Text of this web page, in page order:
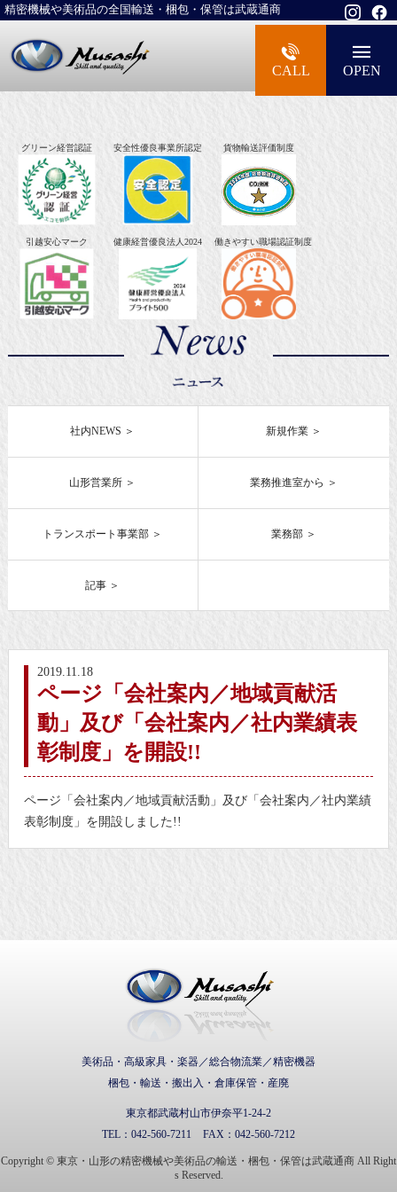
精密機械や美術品の全国輸送・梱包・保管は武蔵通商
大型精密機械・美術品・高級楽器の梱包・
CALL OPEN
グリーン経営認証 安全性優良事業所認定 貨物輸送評価制度
引越安心マーク 健康経営優良法人2024 働きやすい職場認証制度
2019.11.18
ページ「会社案内／地域貢献活
動」及び「会社案内／社内業績表
彰制度」を開設!!
ページ「会社案内／地域貢献活動」及び「会社案内／社内業績
表彰制度」を開設しました!!
社内NEWS 新規作業
山形営業所 業務推進室から
トランスポート事業部 業務部
記事
美術品・高級家具・楽器／総合物流業／精密機器
梱包・輸送・搬出入・倉庫保管・産廃
東京都武蔵村山市伊奈平1-24-2
TEL： 042-560-7211 FAX： 042-560-7212
Copyright © 東京・山形の精密機械や美術品の輸送・梱包・保管は武蔵通商 All Right
s Reserved.